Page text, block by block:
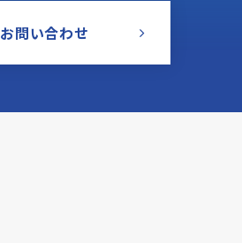
お問い合わせ